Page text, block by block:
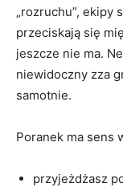
„rozruchu”, ekipy
przeciskają się
jeszcze nie ma.
niewidoczny zza
samotnie.
Poranek ma sens
przyjeżdżasz